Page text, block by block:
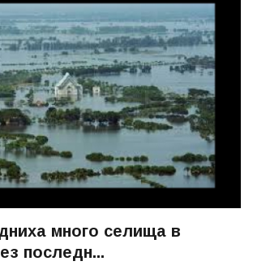
много селища в
последн...